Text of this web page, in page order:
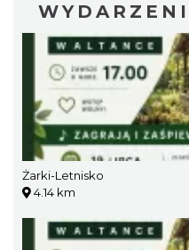
Żarki-Letnisko
4.14 km